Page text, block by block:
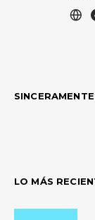
SINCERAMENTE
LO MÁS